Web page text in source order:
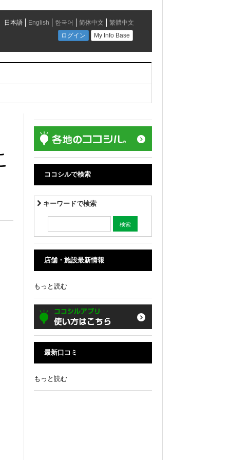
ココシルで検索
キーワードで検索
店舗・施設最新情報
もっと読む
最新口コミ
もっと読む